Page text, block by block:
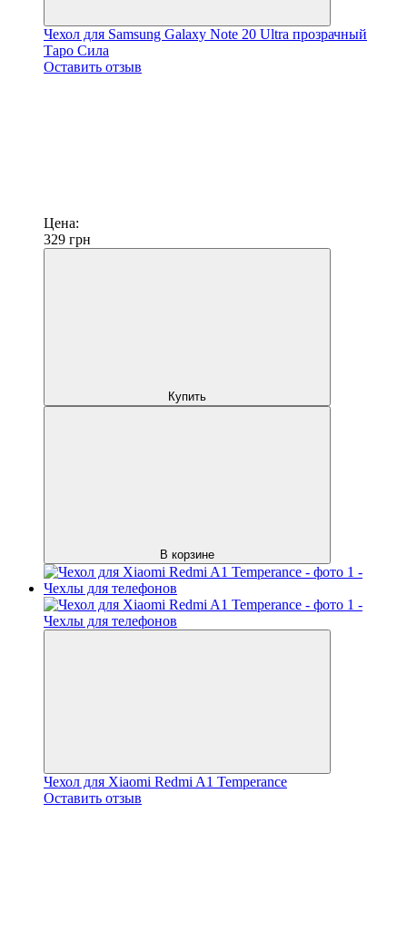
Чехол для Samsung Galaxy Note 20 Ultra прозрачный
Таро Сила
Оставить отзыв
Цена:
329 грн
Купить
В корзине
Чехол для Xiaomi Redmi A1 Temperance
Оставить отзыв